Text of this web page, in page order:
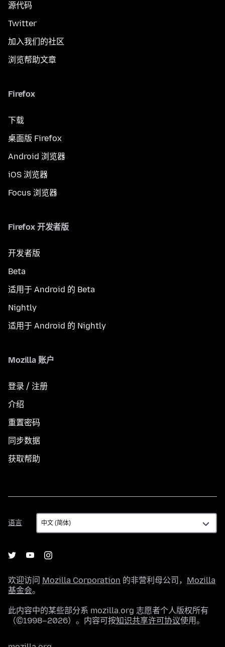
源代码
Twitter
加入我们的社区
浏览帮助文章
Firefox
下载
桌面版 Firefox
Android 浏览器
iOS 浏览器
Focus 浏览器
Firefox 开发者版
开发者版
Beta
适用于 Android 的 Beta
Nightly
适用于 Android 的 Nightly
Mozilla 账户
登录 / 注册
介绍
重置密码
同步数据
获取帮助
语言
语
言
欢迎访问 Mozilla Corporation 的非营利母公司， Mozilla
基金会。
此内容中的某些部分系 mozilla.org 志愿者个人版权所有
（©1998–2026）。内容可按知识共享许可协议使用。